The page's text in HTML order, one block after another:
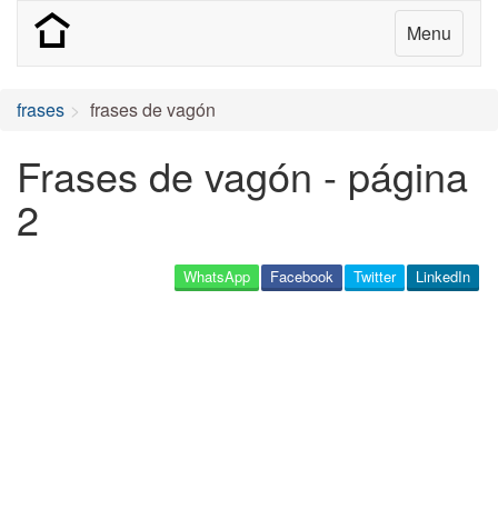
Menu
frases frases de vagón
Frases de vagón - página
2
LinkedIn
Twitter
Facebook
WhatsApp